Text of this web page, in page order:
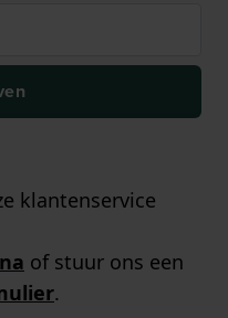
klantenservice
of stuur ons een
.